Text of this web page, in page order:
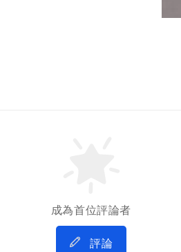
成為首位評論者
評論